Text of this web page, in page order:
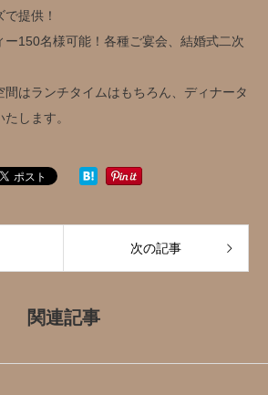
提供！
ー150名様可能！各種ご宴会、結婚式二次
間はランチタイムはもちろん、ディナータ
します。
次の記事
関連記事